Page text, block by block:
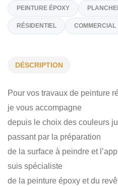
https://
DÉCORATION INTÉRIEURE
RÉSIDENTIEL
DÉSCRIPTION
Pour vos travaux de peinture
je vous accompagne
depuis le choix des couleurs
passant par la préparation
de la surface à peindre et
suis spécialiste
de la peinture époxy et du